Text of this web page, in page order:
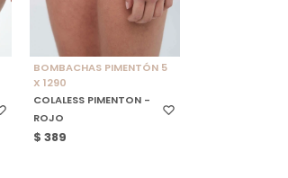
SELECCIONAR TALLE
BOMBACHAS PIMENTÓN 5
X 1290
COLALESS PIMENTON -
ROJO
$ 389